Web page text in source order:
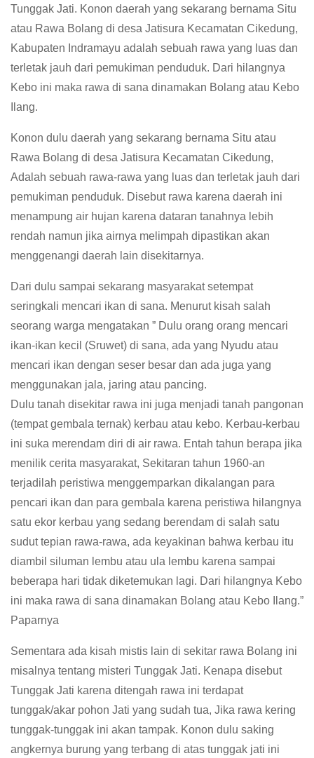
Tunggak Jati. Konon daerah yang sekarang bernama Situ
atau Rawa Bolang di desa Jatisura Kecamatan Cikedung,
Kabupaten Indramayu adalah sebuah rawa yang luas dan
terletak jauh dari pemukiman penduduk. Dari hilangnya
Kebo ini maka rawa di sana dinamakan Bolang atau Kebo
Ilang.
Konon dulu daerah yang sekarang bernama Situ atau
Rawa Bolang di desa Jatisura Kecamatan Cikedung,
Adalah sebuah rawa-rawa yang luas dan terletak jauh dari
pemukiman penduduk. Disebut rawa karena daerah ini
menampung air hujan karena dataran tanahnya lebih
rendah namun jika airnya melimpah dipastikan akan
menggenangi daerah lain disekitarnya.
Dari dulu sampai sekarang masyarakat setempat
seringkali mencari ikan di sana. Menurut kisah salah
seorang warga mengatakan ” Dulu orang orang mencari
ikan-ikan kecil (Sruwet) di sana, ada yang Nyudu atau
mencari ikan dengan seser besar dan ada juga yang
menggunakan jala, jaring atau pancing.
Dulu tanah disekitar rawa ini juga menjadi tanah pangonan
(tempat gembala ternak) kerbau atau kebo. Kerbau-kerbau
ini suka merendam diri di air rawa. Entah tahun berapa jika
menilik cerita masyarakat, Sekitaran tahun 1960-an
terjadilah peristiwa menggemparkan dikalangan para
pencari ikan dan para gembala karena peristiwa hilangnya
satu ekor kerbau yang sedang berendam di salah satu
sudut tepian rawa-rawa, ada keyakinan bahwa kerbau itu
diambil siluman lembu atau ula lembu karena sampai
beberapa hari tidak diketemukan lagi. Dari hilangnya Kebo
ini maka rawa di sana dinamakan Bolang atau Kebo Ilang.”
Paparnya
Sementara ada kisah mistis lain di sekitar rawa Bolang ini
misalnya tentang misteri Tunggak Jati. Kenapa disebut
Tunggak Jati karena ditengah rawa ini terdapat
tunggak/akar pohon Jati yang sudah tua, Jika rawa kering
tunggak-tunggak ini akan tampak. Konon dulu saking
angkernya burung yang terbang di atas tunggak jati ini